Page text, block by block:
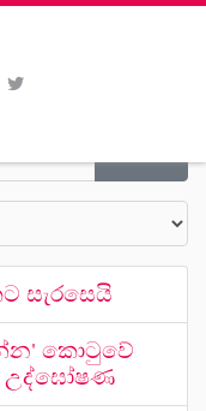
සැරසෙයි
කොටුවේ
උද්ඝෝෂණ